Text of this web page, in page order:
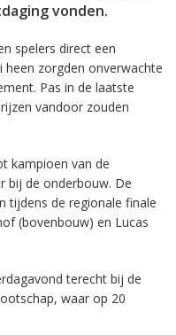
vonden.
spelers direct een
zorgden onverwachte
Pas in de laatste
vandoor zouden
kampioen van de
bij de onderbouw. De
tijdens de regionale finale
(bovenbouw) en Lucas
terecht bij de
waar op 20